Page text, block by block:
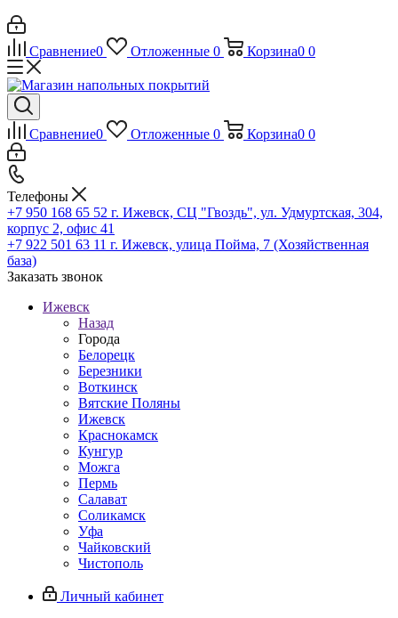
Сравнение0 Отложенные 0 Корзина0 0
Сравнение0 Отложенные 0 Корзина0 0
Телефоны
+7 950 168 65 52 г. Ижевск, СЦ "Гвоздь", ул. Удмуртская, 304,
корпус 2, офис 41
+7 922 501 63 11 г. Ижевск, улица Пойма, 7 (Хозяйственная
база)
Заказать звонок
Ижевск
Назад
Города
Белорецк
Березники
Воткинск
Вятские Поляны
Ижевск
Краснокамск
Кунгур
Можга
Пермь
Салават
Соликамск
Уфа
Чайковский
Чистополь
Личный кабинет